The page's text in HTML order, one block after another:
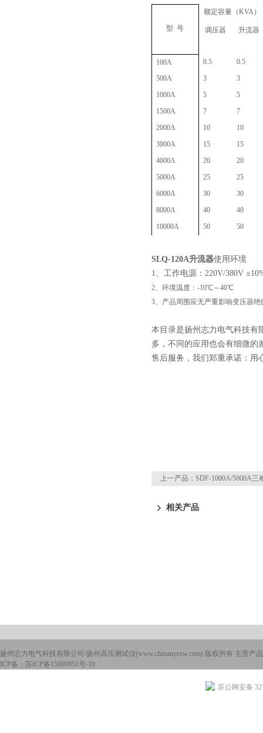
型 号
额定容量（KVA）
调压器 升流器
100A 0.5
0.5
500A
3
3
1000A
5
5
1500A
7
7
2000A
10
10
3000A
15
15
4000A
20
20
5000A
25
25
6000A
30
30
8000A
40
40
10000A
50 50
SLQ-120A升流器使用环境
1、工作电源：220V/380V
2、环境温度：-10℃～40℃
3、产品周围应无严重影响变压器
本目录是扬州志力电气科技有
多，不同的应用也会有细微的
售后服务，我们郑重承诺：用
上一产品： SDF-1000A/5000A三
相关产品
扬州志力电气科技有限公司/扬州高压测试仪(www.chinanycsw.com) 版权所有 主营产
ICP备： 苏ICP备15009851号-10
苏公网安备